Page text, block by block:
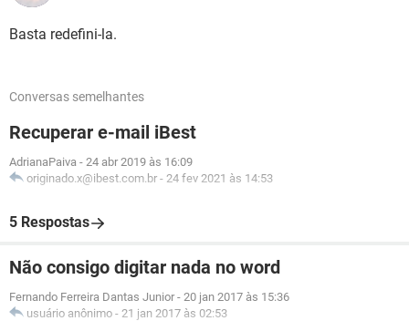
Basta redefini-la.
Conversas semelhantes
Recuperar e-mail iBest
AdrianaPaiva - 24 abr 2019 às 16:09
originado.x@ibest.com.br - 24 fev 2021 às 14:53
5 Respostas
Não consigo digitar nada no word
Fernando Ferreira Dantas Junior - 20 jan 2017 às 15:36
usuário anônimo - 21 jan 2017 às 02:53